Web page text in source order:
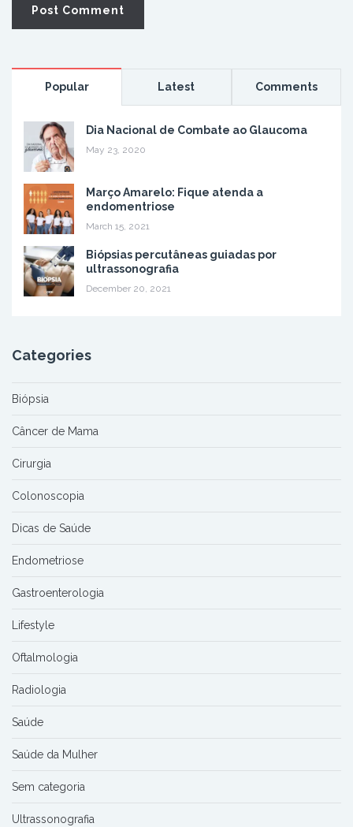
Popular Latest Comments
Dia Nacional de Combate ao Glaucoma
May 23, 2020
Março Amarelo: Fique atenda a
endomentriose
March 15, 2021
Biópsias percutâneas guiadas por
ultrassonografia
December 20, 2021
Categories
Biópsia
Câncer de Mama
Cirurgia
Colonoscopia
Dicas de Saúde
Endometriose
Gastroenterologia
Lifestyle
Oftalmologia
Radiologia
Saúde
Saúde da Mulher
Sem categoria
Ultrassonografia